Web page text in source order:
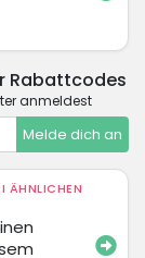
Rabattcodes
anmeldest
Melde dich an
ÄHNLICHEN